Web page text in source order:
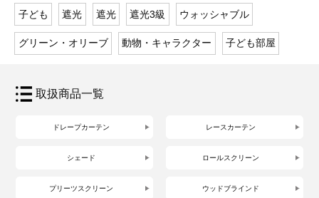
子ども
遮光 遮光 遮光3級 ウォッシャブル
グリーン・オリーブ 動物・キャラクター 子ども部屋
取扱商品一覧
ドレープカーテン レースカーテン
シェード ロールスクリーン
プリーツスクリーン ウッドブラインド